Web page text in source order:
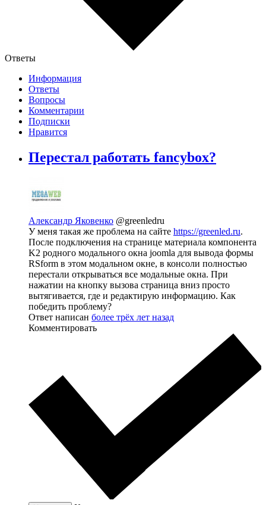
Ответы
Информация
Ответы
Вопросы
Комментарии
Подписки
Нравится
Перестал работать fancybox?
Александр Яковенко @greenledru
У меня такая же проблема на сайте https://greenled.ru.
После подключения на странице материала компонента
K2 родного модального окна joomla для вывода формы
RSform в этом модальном окне, в консоли полностью
перестали открываться все модальные окна. При
нажатии на кнопку вызова страница вниз просто
вытягивается, где и редактирую информацию. Как
победить проблему?
Ответ написан более трёх лет назад
Комментировать